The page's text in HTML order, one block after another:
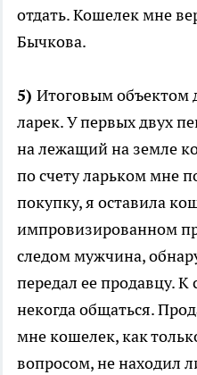
отдать. Кошелек мне
Бычкова.
5) Итоговым объектом
ларек. У первых двух
на лежащий на земле
по счету ларьком мне
покупку, я оставила
импровизированном
следом мужчина,
передал ее продавцу.
некогда общаться.
мне кошелек, как
вопросом, не находил